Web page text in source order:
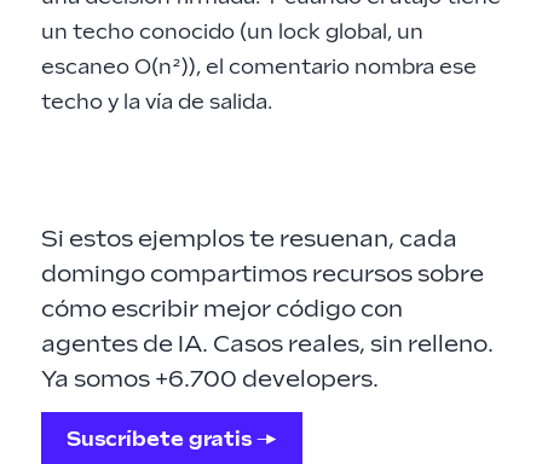
un techo conocido (un lock global, un
escaneo O(n²)), el comentario nombra ese
techo y la vía de salida.
Si estos ejemplos te resuenan, cada
domingo compartimos recursos sobre
cómo escribir mejor código con
agentes de IA. Casos reales, sin relleno.
Ya somos +6.700 developers.
Suscríbete gratis →